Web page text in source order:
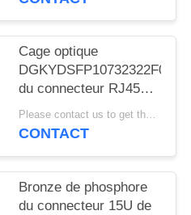
Cage optique
du connecteur RJ45
2X2 de SFP de fibre
Please contact us to get the latest price. MOQ:Négociation
CONTACT
Bronze de phosphore
du connecteur 15U de